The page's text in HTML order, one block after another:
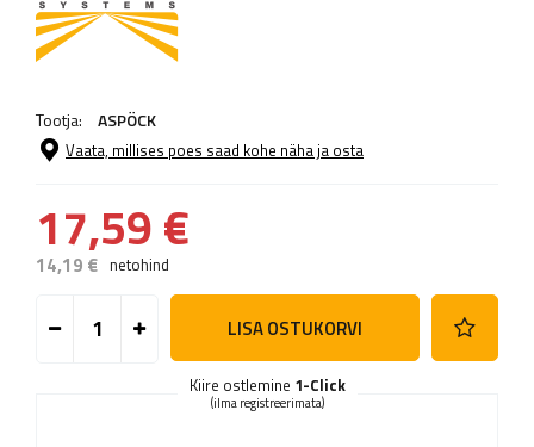
Tootja: ASPÖCK
Vaata, millises poes saad kohe näha ja osta
17,59 €
14,19 € netohind
LISA OSTUKORVI
Kiire ostlemine 1-Click
(ilma registreerimata)